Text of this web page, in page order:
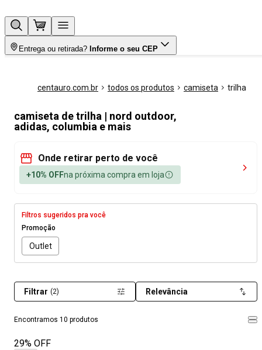
Entrega ou retirada? Informe o seu CEP
centauro.com.br todos os produtos camiseta trilha
camiseta de trilha | nord outdoor,
adidas, columbia e mais
Onde retirar perto de você
+10% OFFna próxima compra em loja
Filtros sugeridos pra você
Promoção
Outlet
Encontramos 10 produtos
Filtrar (2) Relevância
29% OFF